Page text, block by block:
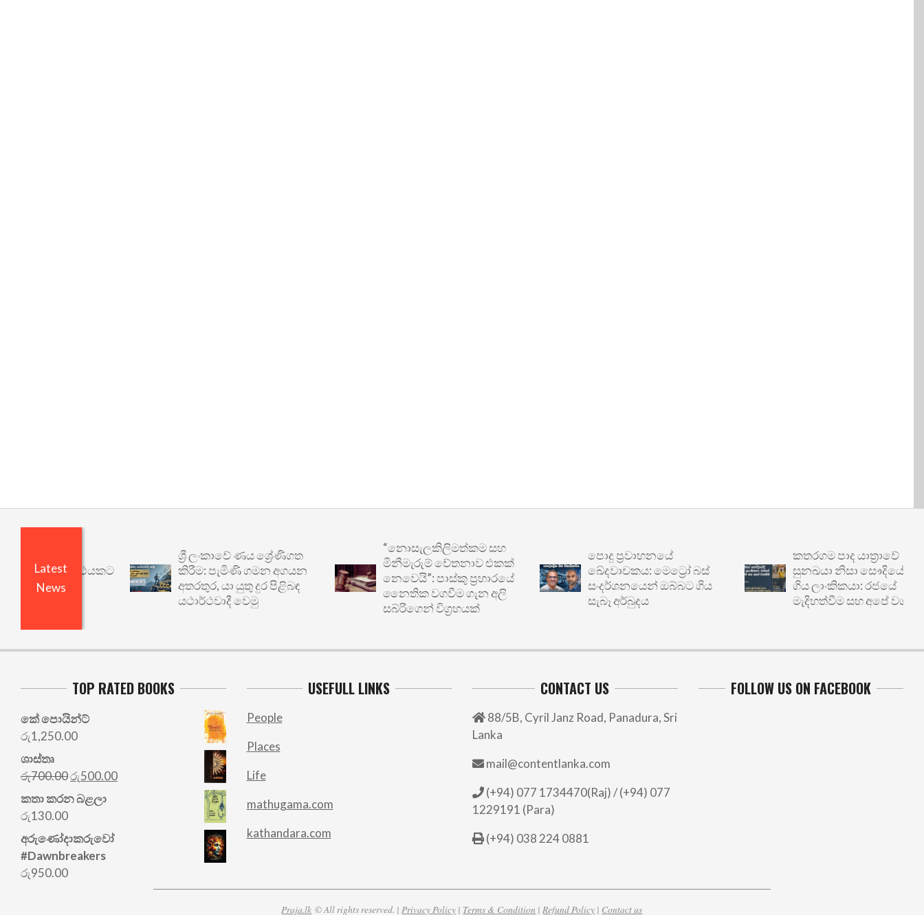
Latest
News
යථාර්ථයකට
ශ්‍රී ලංකාවේ ණය ශ්‍රේණිගත
කිරීම: පැමිණි ගමන අගයන
අතරතුර, යා යුතු දුර පිළිබඳ
යථාර්ථවාදී වෙමු
“නොසැලකිලිමත්කම සහ
මිනීමැරුම් චේතනාව එකක්
නෙවෙයි”: පාස්කු ප්‍රහාරයේ
නෛතික වගවීම ගැන අලි
සබ්රිගෙන් විග්‍රහයක්
පොදු ප්‍රවාහනයේ
ඛේදවාචකය: මෙට්‍රෝ බස්
සංදර්ශනයෙන් ඔබ්බට ගිය
සැබෑ අර්බුදය
කතරගම පාද යාත්‍රාවේ
සුනඛයා නිසා සෞදියේදී හිරේ
ගිය ලාංකිකයා: රජයේ
මැදිහත්වීම සහ අපේ වගකීම
TOP RATED BOOKS
කේ පොයින්ට්
රු1,250.00
ශාස්තෘ
රු700.00Original
price
was:
රු500.00Current
කතා කරන බළලා
රු130.00
අරු‍ණෝදාකරුවෝ
#Dawnbreakers
රු950.00
USEFULL LINKS
People
Places
Life
mathugama.com
kathandara.com
CONTACT US
88/5B, Cyril Janz Road, Panadura, Sri
Lanka
mail@contentlanka.com
(+94) 077 1734470(Raj) / (+94) 077
1229191 (Para)
(+94) 038 224 0881
FOLLOW US ON FACEBOOK
Praja.lk © All rights reserved. |Privacy Policy | Terms & Condition |Refund Policy | Contact us